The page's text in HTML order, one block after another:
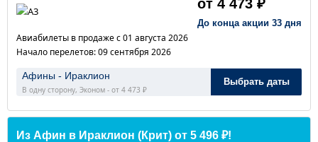
от 4 473 ₽
До конца акции 33 дня
Авиабилеты в продаже с 01 августа 2026
Начало перелетов: 09 сентября 2026
Афины - Ираклион
В одну сторону, Эконом - от 4 473 ₽
Выбрать даты
Из Афин в Ираклион (Крит) от 5 496 ₽!